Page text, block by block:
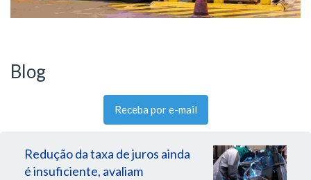
Blog
Receba por e-mail
Redução da taxa de juros ainda
é insuficiente, avaliam